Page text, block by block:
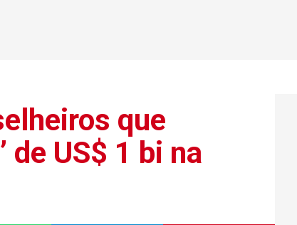
que
de US$ 1 bi na